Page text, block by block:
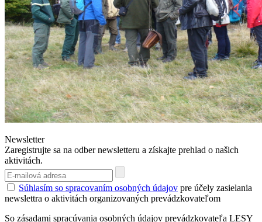
Newsletter
Zaregistrujte sa na odber newsletteru a získajte prehlad o našich
aktivitách.
Súhlasím so spracovaním osobných údajov pre účely zasielania
newslettra o aktivitách organizovaných prevádzkovateľom
So zásadami spracúvania osobných údajov prevádzkovateľa LESY